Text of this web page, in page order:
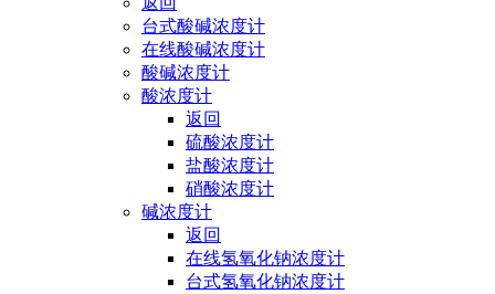
台式酸碱浓度计
在线酸碱浓度计
酸碱浓度计
酸浓度计
返回
硫酸浓度计
盐酸浓度计
硝酸浓度计
碱浓度计
返回
在线氢氧化钠浓度计
台式氢氧化钠浓度计